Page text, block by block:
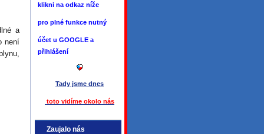
klikni na odkaz níže
pro plné funkce nutný
účet u GOOGLE a
přihlášení
Tady jsme dnes
toto vidíme okolo nás
Zaujalo nás
a
není